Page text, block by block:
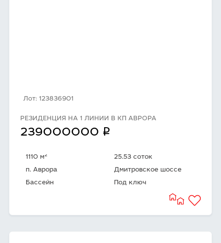
Лот: 123836901
РЕЗИДЕНЦИЯ НА 1 ЛИНИИ В КП АВРОРА
239000000 q
1110 м2
25.53 соток
п. Аврора
Дмитровское шоссе
Бассейн
Под ключ